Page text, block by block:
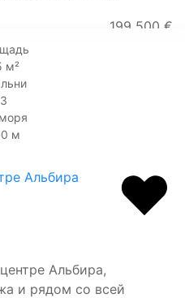
199 500 €
м²
3
м
Альбира
Альбира,
и рядом со всей